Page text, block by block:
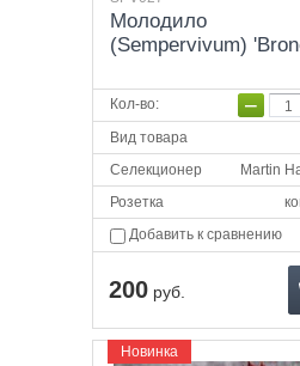
Молодило
(Sempervivum)
Кол-во: −
Вид товара
Селекционер
Martin
Розетка
Добавить к сравнению
200 руб.
Новинка